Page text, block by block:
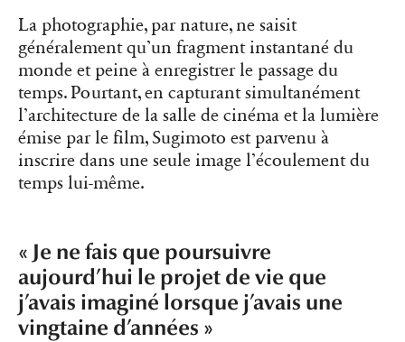
La photographie, par nature, ne saisit
généralement qu’un fragment instantané du
monde et peine à enregistrer le passage du
temps. Pourtant, en capturant simultanément
l’architecture de la salle de cinéma et la lumière
émise par le film, Sugimoto est parvenu à
inscrire dans une seule image l’écoulement du
temps lui-même.
« Je ne fais que poursuivre
aujourd’hui le projet de vie que
j’avais imaginé lorsque j’avais une
vingtaine d’années »